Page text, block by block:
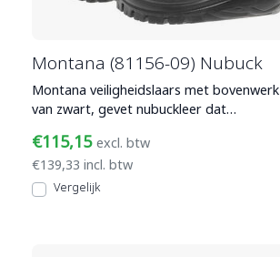
Montana (81156-09) Nubuck
Montana veiligheidslaars met bovenwerk
van zwart, gevet nubuckleer dat
€115,15 excl. btw
€139,33 incl. btw
Vergelijk